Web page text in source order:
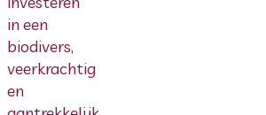
in een
biodivers,
veerkrachtig
en